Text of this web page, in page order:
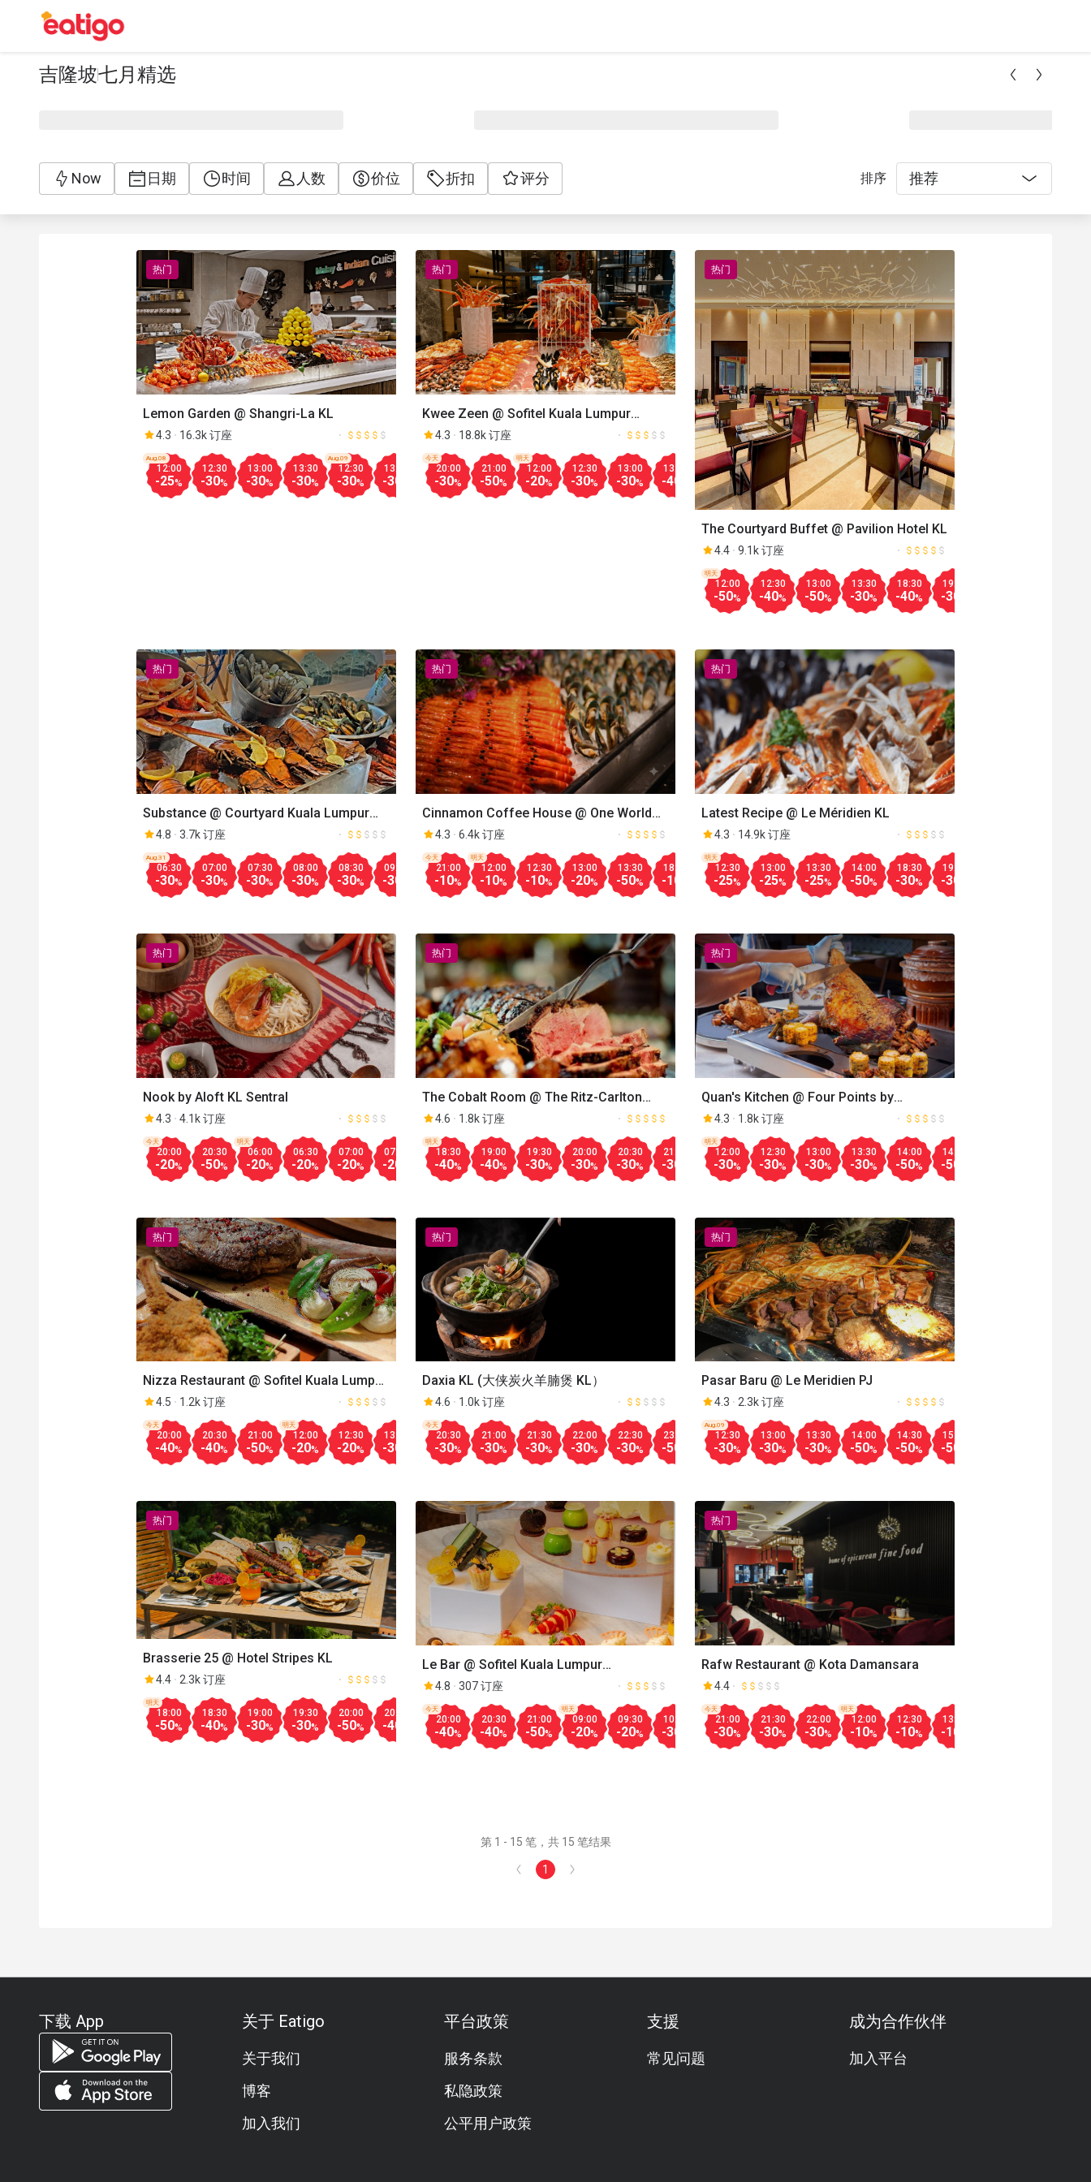
吉隆坡七月精选
Now 日期 时间 人数 价位 折扣 评分 排序 推荐
Lemon Garden @ Shangri-La KL
4.3 16.3k 订座
12:00
-25%
Aug.08
12:30
-30%
13:00
-30%
13:30
-30%
12:30
-30%
Aug.09
13:00
-30
13:30
-30%
18:00
-30%
18:30
-30%
19:00
-30%
19:30
-30%
20:00
-30%
20:30
-30%
21:00
-30 %
12:00
-25 %
Aug.10
12:30
-30%
13:00
-30%
13:30
-30 %
热门
Kwee Zeen @ Sofitel Kuala Lumpur
Damansara
4.3 18.8k 订座
20:00
-30%
今天
21:00
-50%
12:00
-20%
明天
12:30
-30%
13:00
-30%
13:30
-40
14:00
-50%
18:00
-30%
18:30
-30%
19:00
-30%
19:30
-30%
20:00
-40
热门
The Courtyard Buffet @ Pavilion Hotel KL
4.4 9.1k 订座
12:00
-50%
明天
12:30
-40%
13:00
-50%
13:30
-30%
18:30
-40%
19:00
-30
热门
Substance @ Courtyard Kuala Lumpur
South
4.8 3.7k 订座
06:30
-30%
Aug.31
07:00
-30%
07:30
-30%
08:00
-30%
08:30
-30%
09:00
-30
10:00
-50 %
10:30
-30 %
11:00
-30 %
11:30
-30%
12:00
-30%
12:30
-35 %
13:00
-35%
13:30
-35%
14:00
-35%
14:30
-35%
15:00
-35%
15:30
-35%
热门
Cinnamon Coffee House @ One World
Hotel
4.3 6.4k 订座
21:00
-10%
今天
12:00
-10%
明天
12:30
-10%
13:00
-20%
13:30
-50%
18:00
-10
18:30
-10%
19:00
-15%
19:30
-20%
20:00
-10%
20:30
-10%
21:00
-10%
热门
Latest Recipe @ Le Méridien KL
4.3 14.9k 订座
12:30
-25%
明天
13:00
-25%
13:30
-25%
14:00
-50%
18:30
-30%
19:00
-30
热门
Nook by Aloft KL Sentral
4.3 4.1k 订座
20:00
-20%
今天
20:30
-50%
06:00
-20%
明天
06:30
-20%
07:00
-20%
07:30
-20
08:00
-25%
08:30
-25%
09:00
-25%
09:30
-25%
12:00
-20%
12:30
-20%
13:00
-20%
13:30
-50%
14:30
-20%
15:00
-20%
15:30
-20%
16:00
-20%
热门
The Cobalt Room @ The Ritz-Carlton
Kuala Lumpur
4.6 1.8k 订座
18:30
-40%
明天
19:00
-40%
19:30
-30%
20:00
-30%
20:30
-30%
21:00
-30
19:30
-30%
Aug.08
20:00
-30%
20:30
-30%
21:00
-30%
18:30
-40%
Aug.14
19:00
-50%
热门
Quan's Kitchen @ Four Points by
Sheraton Kuala Lumpur, Chinatown
4.3 1.8k 订座
12:00
-30%
明天
12:30
-30%
13:00
-30%
13:30
-30%
14:00
-50%
14:30
-50
热门
Nizza Restaurant @ Sofitel Kuala Lumpur
Damansara
4.5 1.2k 订座
20:00
-40%
今天
20:30
-40%
21:00
-50%
12:00
-20%
明天
12:30
-20%
13:00
-30
13:30
-30%
14:00
-50%
12:00
-20%
Aug.08
12:30
-20%
13:00
-30%
13:30
-30%
14:00
-50%
18:00
-30%
18:30
-20%
19:00
-20%
19:30
-30%
20:00
-40%
热门
Daxia KL (大侠炭火羊腩煲 KL）
4.6 1.0k 订座
20:30
-30%
今天
21:00
-30%
21:30
-30%
22:00
-30%
22:30
-30%
23:00
-50
17:00
-50%
明天
17:30
-30%
18:00
-30%
18:30
-30%
19:00
-30%
19:30
-30%
热门
Pasar Baru @ Le Meridien PJ
4.3 2.3k 订座
12:30
-30%
Aug.09
13:00
-30%
13:30
-30%
14:00
-50%
14:30
-50%
15:00
-50
热门
Brasserie 25 @ Hotel Stripes KL
4.4 2.3k 订座
18:00
-50%
明天
18:30
-40%
19:00
-30%
19:30
-30%
20:00
-50%
20:30
-40
21:00
-40%
18:00
-50%
18:30
-40%
19:00
-30%
19:30
-30%
20:00
-50%
20:30
-40%
21:00
-40%
18:00
-50%
18:30
-40%
19:00
-30%
19:30
-30%
热门
Le Bar @ Sofitel Kuala Lumpur
Damansara
4.8 307 订座
20:00
-40%
今天
20:30
-40%
21:00
-50%
09:00
-20%
明天
09:30
-20%
10:00
-30
10:30
-30%
11:00
-30%
11:30
-30%
12:00
-30 %
12:30
-30 %
13:00
-30 %
Rafw Restaurant @ Kota Damansara
4.4
21:00
-30%
今天
21:30
-30%
22:00
-30%
12:00
-10%
明天
12:30
-10%
13:00
-10
热门
第 1 - 15 笔，共 15 笔结果
1
下载 App 关于 Eatigo
关于我们
博客
加入我们
平台政策
服务条款
私隐政策
公平用户政策
支援
常见问题
成为合作伙伴
加入平台